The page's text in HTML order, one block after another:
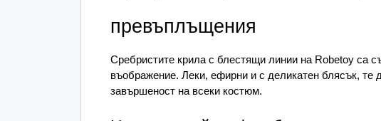
превъплъщения
Сребристите крила с блестящи линии на Robetoy са
въображение. Леки, ефирни и с деликатен блясък, те
завършеност на всеки костюм.